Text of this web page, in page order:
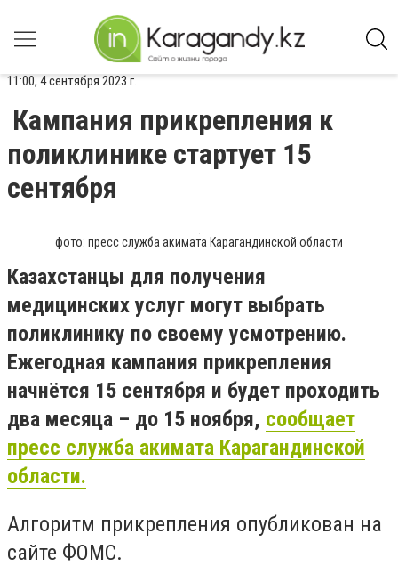
11:00, 4 сентября 2023 г.
Кампания прикрепления к
поликлинике стартует 15
сентября
фото: пресс служба акимата Карагандинской области
Казахстанцы для получения
медицинских услуг могут выбрать
поликлинику по своему усмотрению.
Ежегодная кампания прикрепления
начнётся 15 сентября и будет проходить
два месяца – до 15 ноября, сообщает
пресс служба акимата Карагандинской
области.
Алгоритм прикрепления опубликован на
сайте ФОМС.